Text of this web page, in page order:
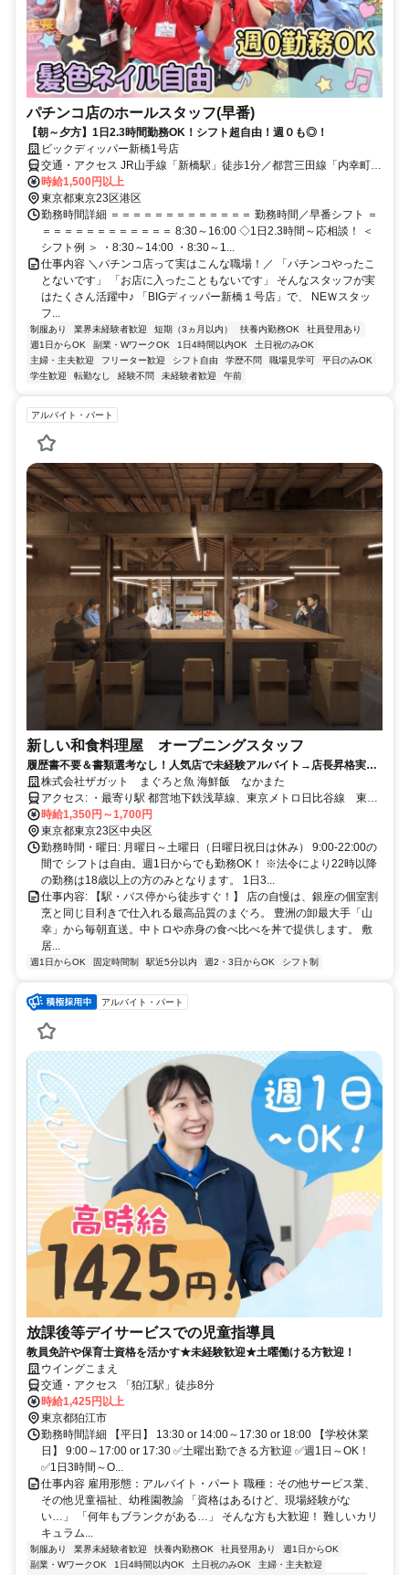
パチンコ店のホールスタッフ(早番)
【朝～夕方】1日2.3時間勤務OK！シフト超自由！週０も◎！
ビックディッパー新橋1号店
交通・アクセス JR山手線「新橋駅」徒歩1分／都営三田線「内幸町
駅」徒歩5分／京浜東北・根岸線「有楽町駅」徒歩15分
時給1,500円以上
東京都東京23区港区
勤務時間詳細 ＝＝＝＝＝＝＝＝＝＝＝＝＝ 勤務時間／早番シフト ＝
＝＝＝＝＝＝＝＝＝＝＝＝ 8:30～16:00 ◇1日2.3時間～応相談！ ＜
シフト例 ＞ ・8:30～14:00 ・8:30～1...
仕事内容 ＼パチンコ店って実はこんな職場！／ 「パチンコやったこ
とないです」 「お店に入ったこともないです」 そんなスタッフが実
はたくさん活躍中♪ 「BIGディッパー新橋１号店」で、 NEＷスタッ
フ...
制服あり 業界未経験者歓迎 短期（3ヵ月以内） 扶養内勤務OK
社員登用あり
週1日からOK
副業・WワークOK 1日4時間以内OK
土日祝のみOK
主婦・主夫歓迎
フリーター歓迎 シフト自由 学歴不問 職場見学可
平日のみOK
学生歓迎
転勤なし 経験不問 未経験者歓迎 午前
アルバイト・パート
新しい和食料理屋 オープニングスタッフ
履歴書不要＆書類選考なし！人気店で未経験アルバイト→店長昇格実績
あり！週1～3h～勤務OK＆髪型・髪色自由＆ピアスOK＆副業・Wワー
クOK
株式会社ザガット まぐろと魚 海鮮飯 なかまた
アクセス: ・最寄り駅 都営地下鉄浅草線、東京メトロ日比谷線 東銀
座駅 徒歩2分 東京メトロ有楽町線 新富町駅 徒歩4分 東京メトロ
銀座線・丸ノ内線・日比谷線 銀座駅 徒歩5分 東京メトロ有楽町
線 銀座一丁目駅 徒歩6分 都営地下鉄浅草線 宝町駅 徒歩6分 ・
最寄りバス停 東銀座駅バス停（都営バス）から徒歩2分 築地バス停
（都営バス）から徒歩5分 銀座四丁目バス停（都営バス）から徒歩6
分 車通勤OKですしバイク通勤OKです！ 東京メトロ日比谷線の六本
木駅からは9分、八丁堀駅からは3分で電車通勤でき、人形町駅からで
5分、霞ケ関駅からで4分で電車通勤できます！ 都営地下鉄浅草線の
三田駅からは6分、日本橋駅からは3分で電車通勤でき、大門駅からは
4分でスムーズにアクセス可能です！
時給1,350円～1,700円
東京都東京23区中央区
勤務時間・曜日: 月曜日～土曜日（日曜日祝日は休み） 9:00-22:00の
間で シフトは自由。週1日からでも勤務OK！ ※法令により22時以降
の勤務は18歳以上の方のみとなります。 1日3...
仕事内容: 【駅・バス停から徒歩すぐ！】 店の自慢は、銀座の個室割
烹と同じ目利きで仕入れる最高品質のまぐろ。 豊洲の卸最大手「山
幸」から毎朝直送。中トロや赤身の食べ比べを丼で提供します。 敷
居...
週1日からOK 固定時間制 駅近5分以内 週2・3日からOK シフト制
アルバイト・パート
放課後等デイサービスでの児童指導員
教員免許や保育士資格を活かす★未経験歓迎★土曜働ける方歓迎！
ウイングこまえ
交通・アクセス 「狛江駅」徒歩8分
時給1,425円以上
東京都狛江市
勤務時間詳細 【平日】 13:30 or 14:00～17:30 or 18:00 【学校休業
日】 9:00～17:00 or 17:30 ✅土曜出勤できる方歓迎 ✅週1日～OK！
✅1日3時間～O...
仕事内容 雇用形態：アルバイト・パート 職種：その他サービス業、
その他児童福祉、幼稚園教諭 「資格はあるけど、現場経験がな
い…」 「何年もブランクがある…」 そんな方も大歓迎！ 難しいカリ
キュラム...
制服あり 業界未経験者歓迎 扶養内勤務OK 社員登用あり
週1日からOK
副業・WワークOK
1日4時間以内OK 土日祝のみOK 主婦・主夫歓迎